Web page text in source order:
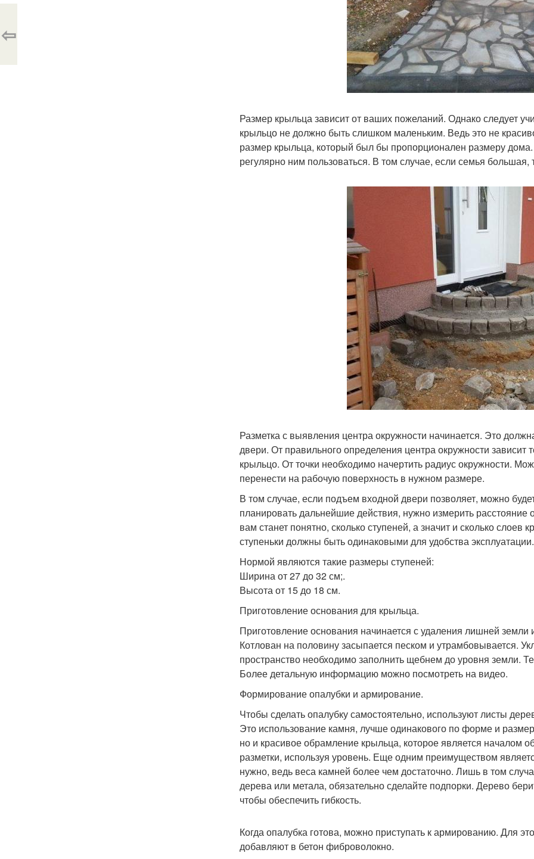
Размер крыльца зависит от ваших пожеланий. Однако следует
крыльцо не должно быть слишком маленьким. Ведь это не
размер крыльца, который был бы пропорционален размеру дома.
регулярно ним пользоваться. В том случае, если семья
Разметка с выявления центра окружности начинается. Это
двери. От правильного определения центра окружности зависит
крыльцо. От точки необходимо начертить радиус окружности.
перенести на рабочую поверхность в нужном размере.
В том случае, если подъем входной двери позволяет, можно
планировать дальнейшие действия, нужно измерить расстояние
вам станет понятно, сколько ступеней, а значит и сколько слоев
ступеньки должны быть одинаковыми для удобства эксплуатации.
Нормой являются такие размеры ступеней:
Ширина от 27 до 32 см;.
Высота от 15 до 18 см.
Приготовление основания для крыльца.
Приготовление основания начинается с удаления лишней
Котлован на половину засыпается песком и утрамбовывается.
пространство необходимо заполнить щебнем до уровня земли.
Более детальную информацию можно посмотреть на видео.
Формирование опалубки и армирование.
Чтобы сделать опалубку самостоятельно, используют листы
Это использование камня, лучше одинакового по форме и
но и красивое обрамление крыльца, которое является началом
разметки, используя уровень. Еще одним преимуществом
нужно, ведь веса камней более чем достаточно. Лишь в том
дерева или метала, обязательно сделайте подпорки. Дерево
чтобы обеспечить гибкость.
Когда опалубка готова, можно приступать к армированию. Для
добавляют в бетон фиброволокно.
⇦